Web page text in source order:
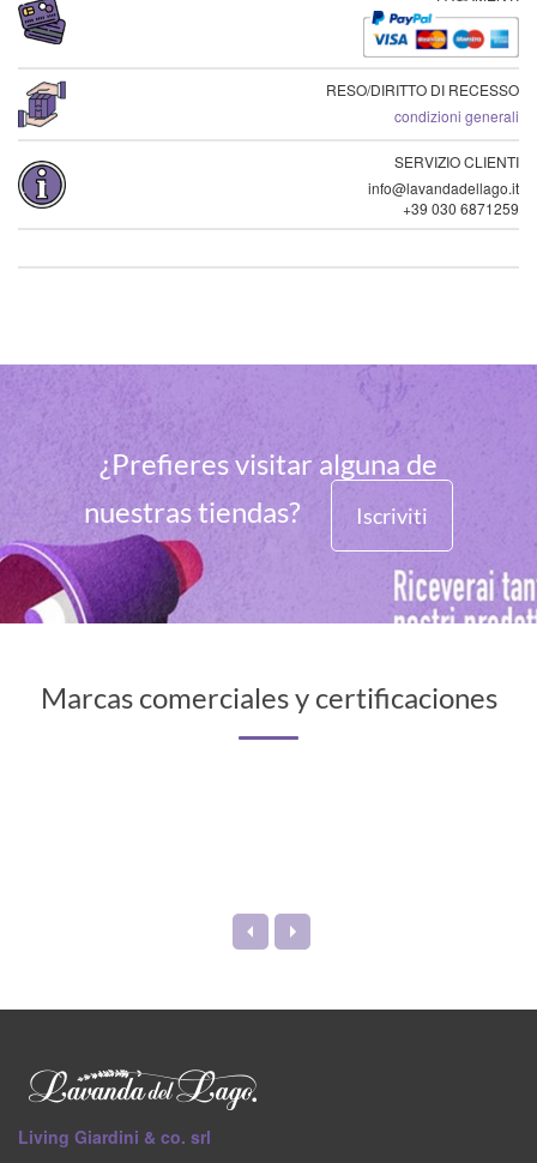
RESO/DIRITTO DI RECESSO
condizioni generali
SERVIZIO CLIENTI
info@lavandadellago.it
+39 030 6871259
¿Prefieres visitar alguna de
nuestras tiendas?
Iscriviti
Marcas comerciales y certificaciones
Living Giardini & co. srl